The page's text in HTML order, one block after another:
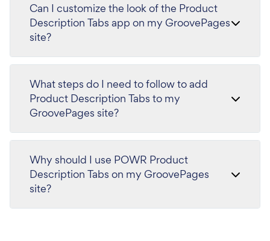
Can I customize the look of the Product
Description Tabs app on my GroovePages
site?
What steps do I need to follow to add
Product Description Tabs to my
GroovePages site?
Why should I use POWR Product
Description Tabs on my GroovePages
site?